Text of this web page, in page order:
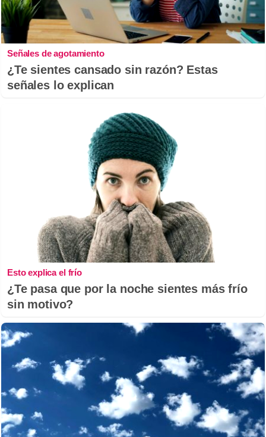
Señales de agotamiento
¿Te sientes cansado sin razón? Estas
señales lo explican
Esto explica el frío
¿Te pasa que por la noche sientes más frío
sin motivo?